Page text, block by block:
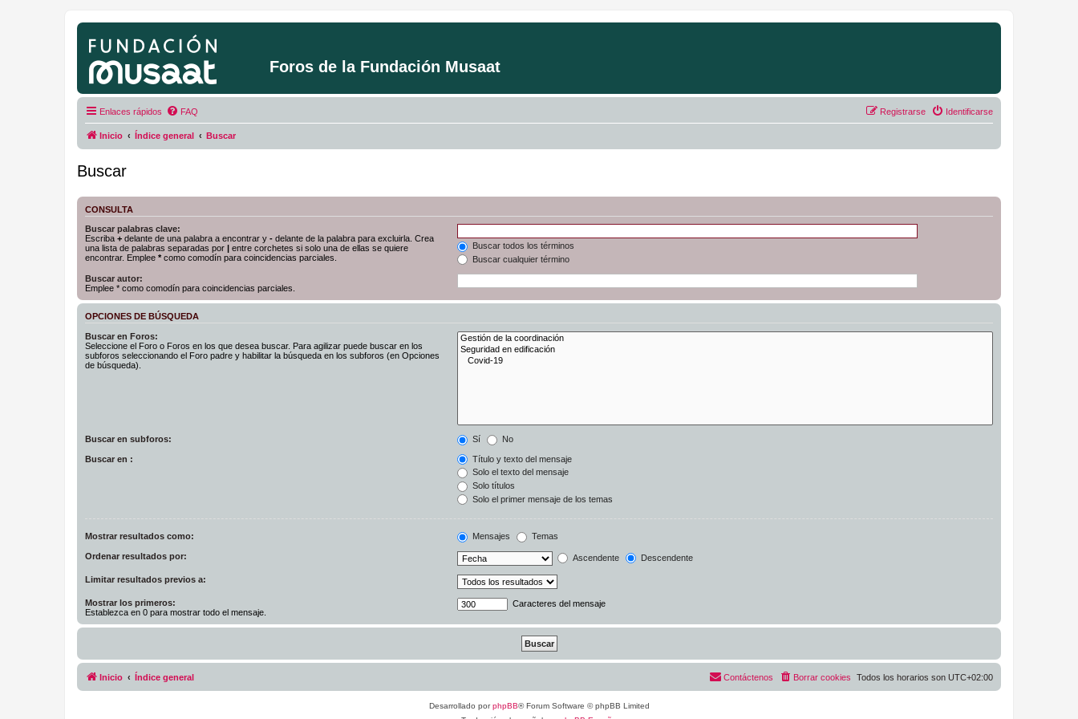
Foros de la Fundación Musaat
Enlaces rápidos FAQ Identificarse
Registrarse
Inicio Índice general Buscar
Buscar
CONSULTA
Buscar palabras clave:
Escriba + delante de una palabra a encontrar y - delante de la palabra para excluirla. Crea
una lista de palabras separadas por | entre corchetes si solo una de ellas se quiere
encontrar. Emplee * como comodín para coincidencias parciales.
Buscar todos los términos
Buscar cualquier término
Buscar autor:
Emplee * como comodín para coincidencias parciales.
OPCIONES DE BÚSQUEDA
Buscar en Foros:
Seleccione el Foro o Foros en los que desea buscar. Para agilizar puede buscar en los
subforos seleccionando el Foro padre y habilitar la búsqueda en los subforos (en Opciones
de búsqueda).
Buscar en subforos: Sí No
Buscar en :
Título y texto del mensaje
Solo el texto del mensaje
Solo títulos
Solo el primer mensaje de los temas
Mostrar resultados como: Mensajes Temas
Ordenar resultados por: Ascendente Descendente
Limitar resultados previos a:
Mostrar los primeros:
Establezca en 0 para mostrar todo el mensaje.
Caracteres del mensaje
Inicio Índice general Todos los horarios son UTC+02:00
Borrar cookies
Contáctenos
Desarrollado porphpBB® Forum Software © phpBB Limited